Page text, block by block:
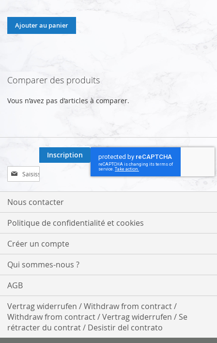
Ajouter au panier
Comparer des produits
Vous n’avez pas d’articles à comparer.
Inscription
à
notre
lettre
:
Inscription
Nous contacter
Politique de confidentialité et cookies
Créer un compte
Qui sommes-nous ?
AGB
Vertrag widerrufen / Withdraw from contract /
Withdraw from contract / Vertrag widerrufen / Se
rétracter du contrat / Desistir del contrato